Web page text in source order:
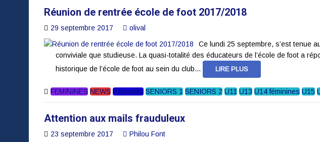
Réunion de rentrée école de foot 2017/2018
29 septembre 2017
olival
Ce lundi 25 septembre, s’est tenue
conviviale que studieuse. La quasi-totalité des éducateurs de l’école de foot a
historique de l’école de foot au sein du club...
LIRE PLUS
FEMININES NEWS Résumés SENIORS 1 SENIORS 2 U11 U13 U14 féminines U15
Attention aux mails frauduleux
23 septembre 2017
Philou Font